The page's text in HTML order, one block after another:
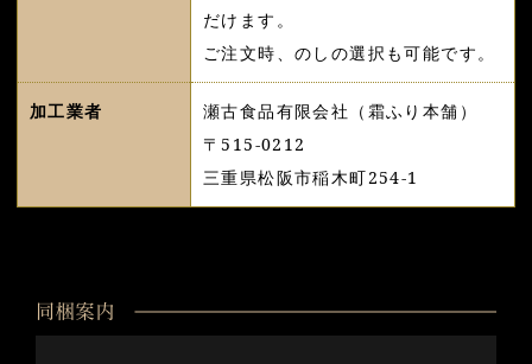
だけます。
ご注文時、のしの選択も可能です。
加工業者
瀬古食品有限会社（霜ふり本舗）
〒515-0212
三重県松阪市稲木町254-1